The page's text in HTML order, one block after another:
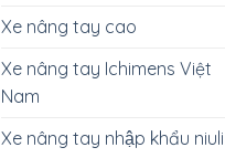
Xe nâng tay cao
Xe nâng tay Ichimens Việt
Nam
Xe nâng tay nhập khẩu niuli